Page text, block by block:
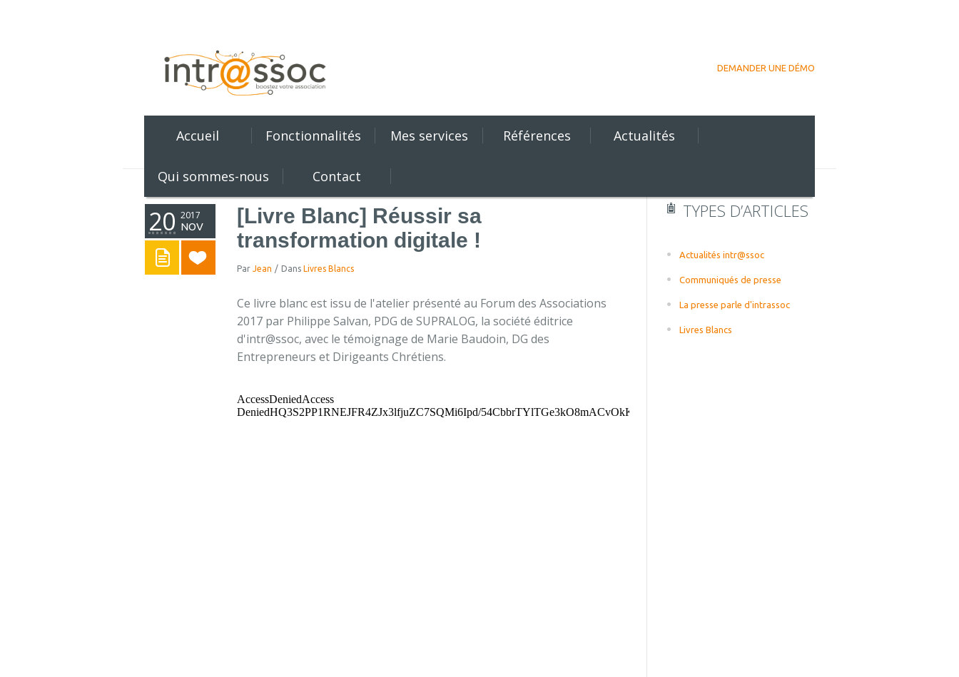
DEMANDER UNE DÉMO
Accueil Fonctionnalités Mes services Références Actualités
Qui sommes-nous Contact
20 2017
NOV
[Livre Blanc] Réussir sa
transformation digitale !
Par Jean / Dans Livres Blancs
Ce livre blanc est issu de l'atelier présenté au Forum des Associations
2017 par Philippe Salvan, PDG de SUPRALOG, la société éditrice
d'intr@ssoc, avec le témoignage de Marie Baudoin, DG des
Entrepreneurs et Dirigeants Chrétiens.
TYPES D’ARTICLES
Actualités intr@ssoc
Communiqués de presse
La presse parle d'intrassoc
Livres Blancs